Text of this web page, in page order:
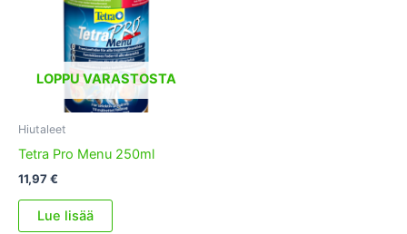
LOPPU VARASTOSTA
Hiutaleet
Tetra Pro Menu 250ml
11,97€
Lue lisää